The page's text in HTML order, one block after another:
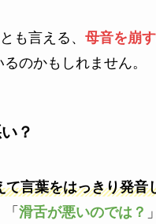
も言える、 母音を崩
のかもしれません。
？
言葉をはっきり発音
滑舌が悪いのでは？